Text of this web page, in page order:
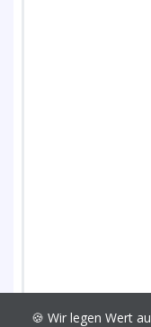
🍪 Wir legen Wert